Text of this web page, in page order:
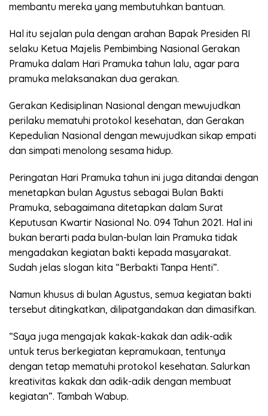
membantu mereka yang membutuhkan bantuan.
Hal itu sejalan pula dengan arahan Bapak Presiden RI
selaku Ketua Majelis Pembimbing Nasional Gerakan
Pramuka dalam Hari Pramuka tahun lalu, agar para
pramuka melaksanakan dua gerakan.
Gerakan Kedisiplinan Nasional dengan mewujudkan
perilaku mematuhi protokol kesehatan, dan Gerakan
Kepedulian Nasional dengan mewujudkan sikap empati
dan simpati menolong sesama hidup.
Peringatan Hari Pramuka tahun ini juga ditandai dengan
menetapkan bulan Agustus sebagai Bulan Bakti
Pramuka, sebagaimana ditetapkan dalam Surat
Keputusan Kwartir Nasional No. 094 Tahun 2021. Hal ini
bukan berarti pada bulan-bulan lain Pramuka tidak
mengadakan kegiatan bakti kepada masyarakat.
Sudah jelas slogan kita “Berbakti Tanpa Henti”.
Namun khusus di bulan Agustus, semua kegiatan bakti
tersebut ditingkatkan, dilipatgandakan dan dimasifkan.
“Saya juga mengajak kakak-kakak dan adik-adik
untuk terus berkegiatan kepramukaan, tentunya
dengan tetap mematuhi protokol kesehatan. Salurkan
kreativitas kakak dan adik-adik dengan membuat
kegiatan”. Tambah Wabup.